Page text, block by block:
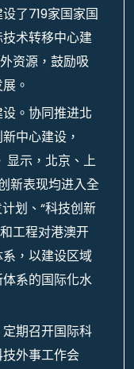
了719家国家国
术转移中心建
资源，鼓励吸
。
。协同推进北
中心建设，
显示，北京、上
新表现均进入全
划、“科技创新
工程对港澳开
，以建设区域
系的国际化水
期召开国际科
外事工作会